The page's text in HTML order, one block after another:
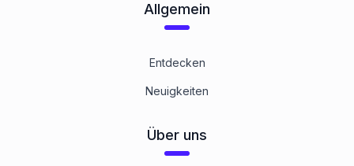
Allgemein
Entdecken
Neuigkeiten
Über uns